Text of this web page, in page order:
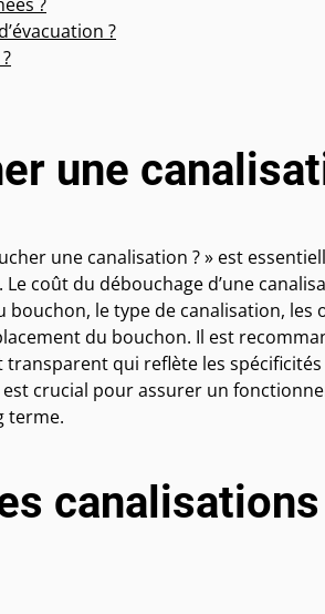
?
une
une canalisation ? » est
coût du débouchage d’une
le type de canalisation, les
du bouchon. Il est
qui reflète les
crucial pour assurer un
terme.